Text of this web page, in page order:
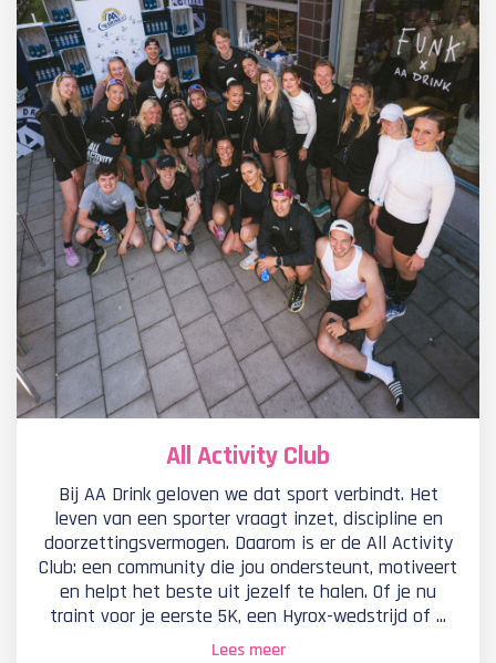
All Activity Club
Bij AA Drink geloven we dat sport verbindt. Het
leven van een sporter vraagt inzet, discipline en
doorzettingsvermogen. Daarom is er de All Activity
Club: een community die jou ondersteunt, motiveert
en helpt het beste uit jezelf te halen. Of je nu
traint voor je eerste 5K, een Hyrox-wedstrijd of ...
Lees meer